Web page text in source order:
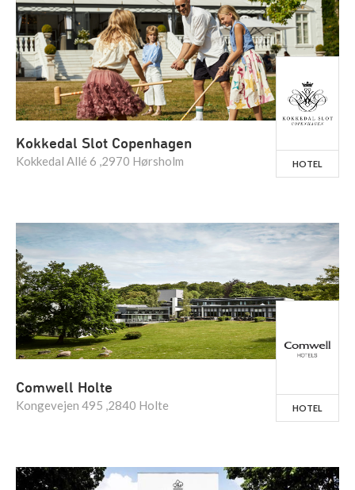
Kokkedal Slot Copenhagen
Kokkedal Allé 6 ,2970 Hørsholm HOTEL
Comwell Holte
Kongevejen 495 ,2840 Holte HOTEL